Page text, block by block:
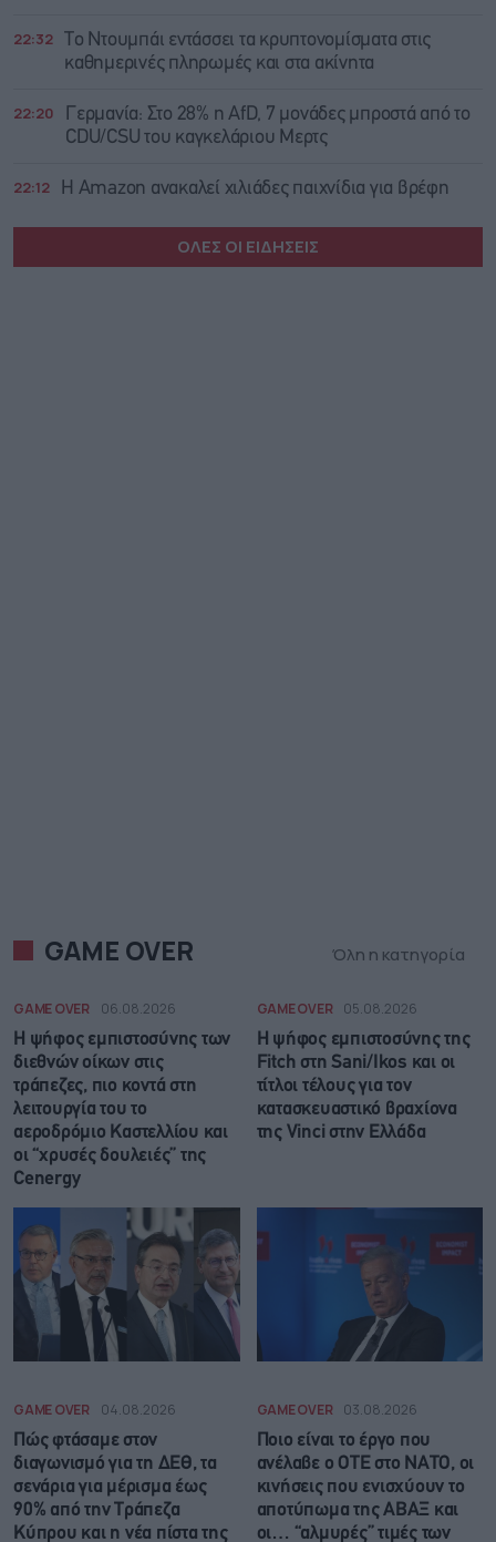
22:32
Το Ντουμπάι εντάσσει τα κρυπτονομίσματα στις
καθημερινές πληρωμές και στα ακίνητα
22:20
Γερμανία: Στο 28% η AfD, 7 μονάδες μπροστά από το
CDU/CSU του καγκελάριου Μερτς
22:12 Η Amazon ανακαλεί χιλιάδες παιχνίδια για βρέφη
ΟΛΕΣ ΟΙ ΕΙΔΗΣΕΙΣ
GAME OVER Όλη η κατηγορία
GAME OVER 06.08.2026
Η ψήφος εμπιστοσύνης των
διεθνών οίκων στις
τράπεζες, πιο κοντά στη
λειτουργία του το
αεροδρόμιο Καστελλίου και
οι “χρυσές δουλειές” της
Cenergy
GAME OVER 05.08.2026
Η ψήφος εμπιστοσύνης της
Fitch στη Sani/Ikos και οι
τίτλοι τέλους για τον
κατασκευαστικό βραχίονα
της Vinci στην Ελλάδα
GAME OVER 04.08.2026
Πώς φτάσαμε στον
διαγωνισμό για τη ΔΕΘ, τα
σενάρια για μέρισμα έως
90% από την Τράπεζα
Κύπρου και η νέα πίστα της
GAME OVER 03.08.2026
Ποιο είναι το έργο που
ανέλαβε ο ΟΤΕ στο NATO, οι
κινήσεις που ενισχύουν το
αποτύπωμα της ΑΒΑΞ και
οι… “αλμυρές” τιμές των